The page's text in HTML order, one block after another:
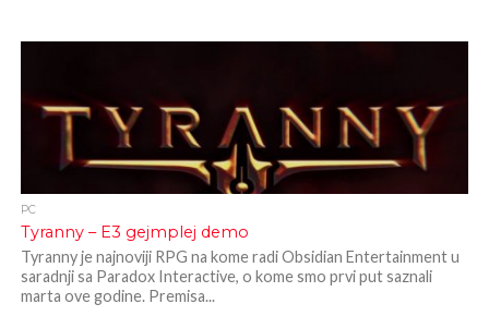
PC
Tyranny – E3 gejmplej demo
Tyranny je najnoviji RPG na kome radi Obsidian Entertainment u
saradnji sa Paradox Interactive, o kome smo prvi put saznali
marta ove godine. Premisa...